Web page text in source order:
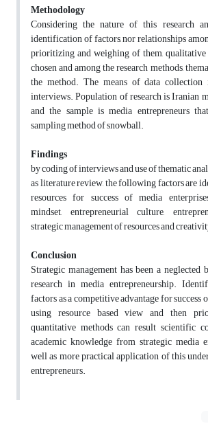
Methodology
Considering the nature of this research
identification of factors, nor relationships
prioritizing and weighing of them, qualitative
chosen and among the research methods,
the method. The means of data collection
interviews. Population of research is Iranian
and the sample is media entrepreneurs
sampling method of snowball.
Findings
by coding of interviews and use of thematic
as literature review, the following factors are
resources for success of media
mindset, entrepreneurial culture,
strategic management of resources and
Conclusion
Strategic management has been a
research in media entrepreneurship.
factors as a competitive advantage for success
using resource based view and then
quantitative methods can result scientific
academic knowledge from strategic media
well as more practical application of this
entrepreneurs.